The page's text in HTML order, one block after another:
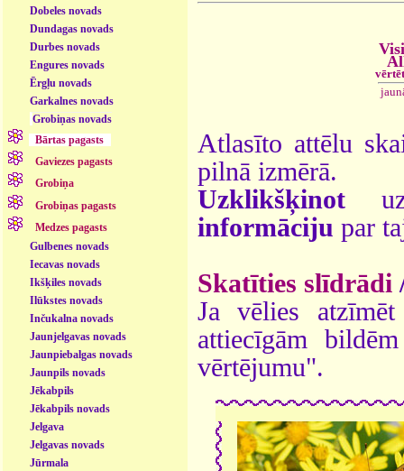
Dobeles novads
Dundagas novads
Durbes novads
Engures novads
Ērgļu novads
Garkalnes novads
Grobiņas novads
Bārtas pagasts
Gaviezes pagasts
Grobiņa
Grobiņas pagasts
Medzes pagasts
Gulbenes novads
Iecavas novads
Ikšķiles novads
Ilūkstes novads
Inčukalna novads
Jaunjelgavas novads
Jaunpiebalgas novads
Jaunpils novads
Jēkabpils
Jēkabpils novads
Jelgava
Jelgavas novads
Jūrmala
Atlasīto attēlu
pilnā izmērā.
Uzklikšķinot
informāciju par
Skatīties slīdrādi
Ja vēlies
attiecīgām
vērtējumu".